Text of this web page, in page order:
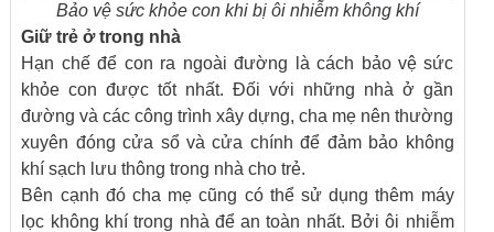
Bảo vệ sức khỏe con khi bị ôi nhiễm không khí
Giữ trẻ ở trong nhà
Hạn chế để con ra ngoài đường là cách bảo vệ sức
khỏe con được tốt nhất. Đối với những nhà ở gần
đường và các công trình xây dựng, cha mẹ nên thường
xuyên đóng cửa sổ và cửa chính để đảm bảo không
khí sạch lưu thông trong nhà cho trẻ.
Bên cạnh đó cha mẹ cũng có thể sử dụng thêm máy
lọc không khí trong nhà để an toàn nhất. Bởi ôi nhiễm